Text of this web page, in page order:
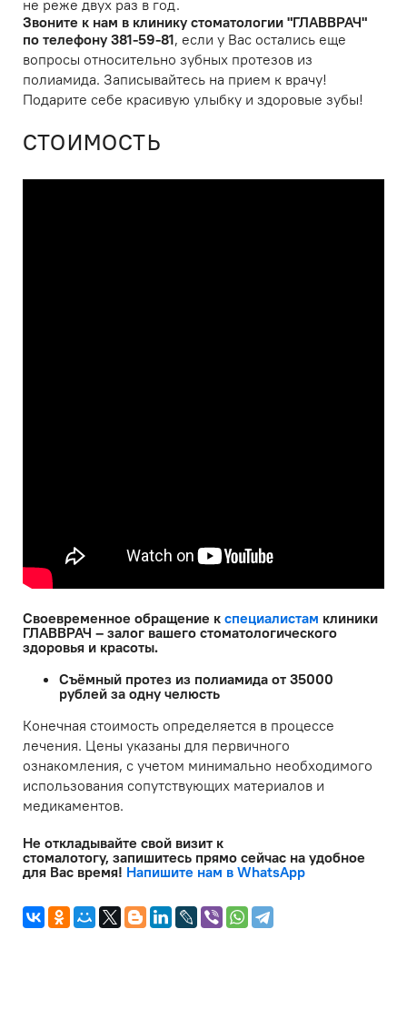
не реже двух раз в год.
Звоните к нам в клинику стоматологии "ГЛАВВРАЧ"
по телефону 381-59-81, если у Вас остались еще
вопросы относительно зубных протезов из
полиамида. Записывайтесь на прием к врачу!
Подарите себе красивую улыбку и здоровые зубы!
СТОИМОСТЬ
Своевременное обращение к специалистам клиники
ГЛАВВРАЧ – залог вашего стоматологического
здоровья и красоты.
Съёмный протез из полиамида от 35000
рублей за одну челюсть
Конечная стоимость определяется в процессе
лечения. Цены указаны для первичного
ознакомления, с учетом минимально необходимого
использования сопутствующих материалов и
медикаментов.
Не откладывайте свой визит к
стомалотогу, запишитесь прямо сейчас на удобное
для Вас время! Напишите нам в WhatsApp